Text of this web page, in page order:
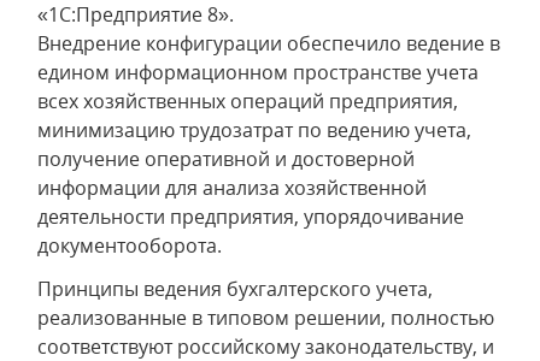
«1С:Предприятие 8».
Внедрение конфигурации обеспечило ведение в
едином информационном пространстве учета
всех хозяйственных операций предприятия,
минимизацию трудозатрат по ведению учета,
получение оперативной и достоверной
информации для анализа хозяйственной
деятельности предприятия, упорядочивание
документооборота.
Принципы ведения бухгалтерского учета,
реализованные в типовом решении, полностью
соответствуют российскому законодательству, и